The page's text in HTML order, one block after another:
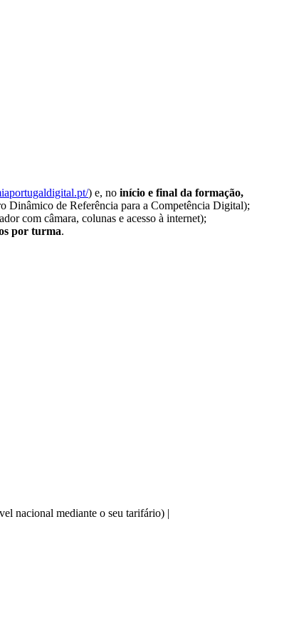
) e, no início e final da formação,
Dinâmico de Referência para a Competência Digital);
com câmara, colunas e acesso à internet);
por turma.
nacional mediante o seu tarifário) |